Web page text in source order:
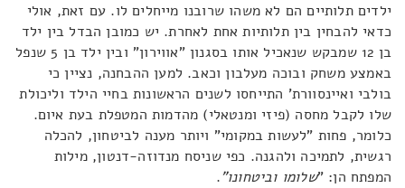
ילדים תלותיים הם לא משהו שרובנו מייחלים לו. עם זאת, אולי
כדאי להבחין בין תלותיות אחת לאחרת. יש כמובן הבדל בין ילד
בן 12 שמבקש שנאכיל אותו בסגנון "אווירון" ובין ילד בן 5 שנפל
באמצע משחק ובוכה מעלבון וכאב. למען ההבחנה, נציין כי
בולבי ואיינסוורת' התייחסו לשנים הראשונות בחיי הילד וליכולת
שלו לקבל מחסה (פיזי ומנטאלי) מהדמות המטפלת בעת איום.
כלומר, פחות "לעשות במקומי" ויותר מענה לביטחון, להכלה
רגשית, לתמיכה ולהגנה. כפי שניסח מנדוזה-דנטון, מילות
המפתח הן: "שלומו וביטחונו".